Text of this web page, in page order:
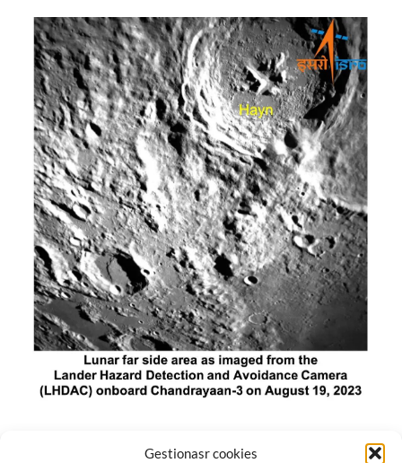
Gestionasr cookies